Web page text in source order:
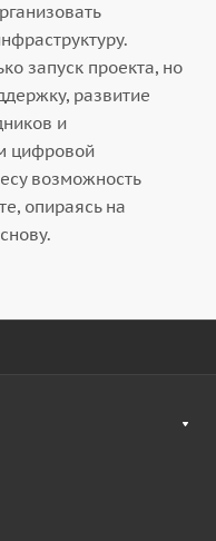
запуск проекта, но
развитие
и
цифровой
возможность
опираясь на